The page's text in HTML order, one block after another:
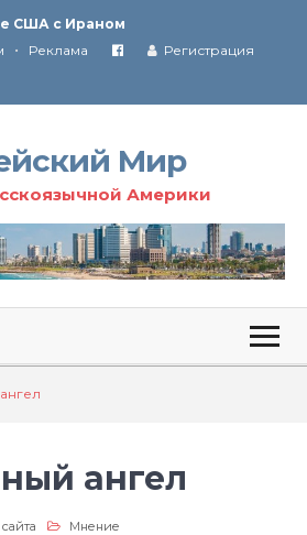
США с Ираном
Революции в Иране
• Реклама
Регистрация
Мир
Америки
ангел
Мнение